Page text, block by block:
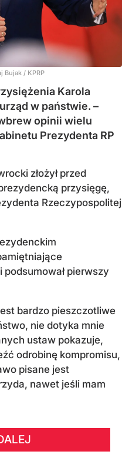
Bujak / KPRP
Karola
w państwie. –
opinii wielu
Prezydenta RP
złożył przed
przysięgę,
Rzeczypospolitej
pierwszy
bardzo pieszczotliwe
nie dotyka mnie
ustaw pokazuje,
odrobinę kompromisu,
pisane jest
nawet jeśli mam